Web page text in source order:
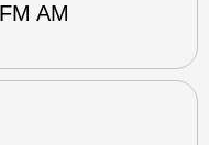
AM